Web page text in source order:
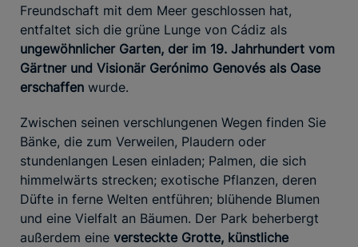
Freundschaft mit dem Meer geschlossen hat,
entfaltet sich die grüne Lunge von Cádiz als
ungewöhnlicher Garten, der im 19. Jahrhundert vom
Gärtner und Visionär Gerónimo Genovés als Oase
erschaffen wurde.
Zwischen seinen verschlungenen Wegen finden Sie
Bänke, die zum Verweilen, Plaudern oder
stundenlangen Lesen einladen; Palmen, die sich
himmelwärts strecken; exotische Pflanzen, deren
Düfte in ferne Welten entführen; blühende Blumen
und eine Vielfalt an Bäumen. Der Park beherbergt
außerdem eine versteckte Grotte, künstliche